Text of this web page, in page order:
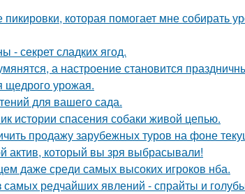
которая помогает мне собирать
- секрет сладких ягод.
а настроение становится
щедрого урожая.
для вашего сада.
истории спасения собаки живой цепью.
продажу зарубежных туров на фоне
актив, который вы зря выбрасывали!
даже среди самых высоких игроков нба.
самых редчайших явлений - спрайты и